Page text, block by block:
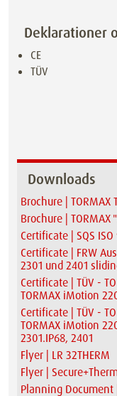
Deklarationer
CE
TÜV
Downloads
Brochure |
Brochure |
Certificate | SQS ISO
Certificate | FRW
2301 und 2401
Certificate | TÜV -
TORMAX iMotion
Certificate | TÜV -
TORMAX iMotion
2301.IP68, 2401
Flyer | LR 32THERM
Flyer |
Planning